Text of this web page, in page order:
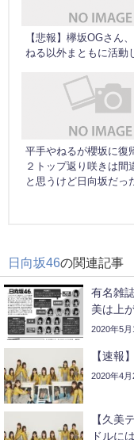
【悲報】欅坂OGさん
ねる以外まともに活動
平手やねるが櫻坂に復
２トップ返り咲きは間
と思うけど日向坂だっ
日向坂46の関連記事
有名雑
美は上
2020年5月
【速報
2020年4月
【久美
ドルに